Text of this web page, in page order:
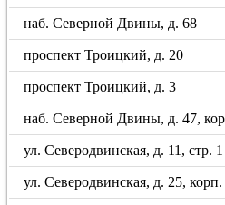
наб. Северной Двины, д. 68
проспект Троицкий, д. 20
проспект Троицкий, д. 3
наб. Северной Двины, д. 47,
ул. Северодвинская, д. 11, стр. 1
ул. Северодвинская, д. 25, корп.